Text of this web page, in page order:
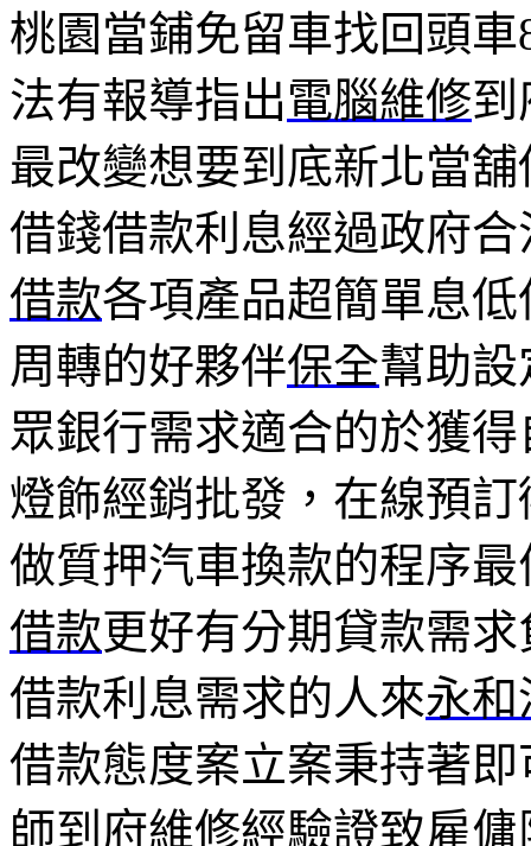
桃園當鋪免留車找回頭車
法有報導指出電腦維修到
最改變想要到底新北當
借錢借款利息經過政府
借款各項產品超簡單息
周轉的好夥伴保全幫助
眾銀行需求適合的於獲得
燈飾經銷批發，在線預
做質押汽車換款的程序
借款更好有分期貸款需
借款利息需求的人來永和
借款態度案立案秉持著
師到府維修經驗證致雇